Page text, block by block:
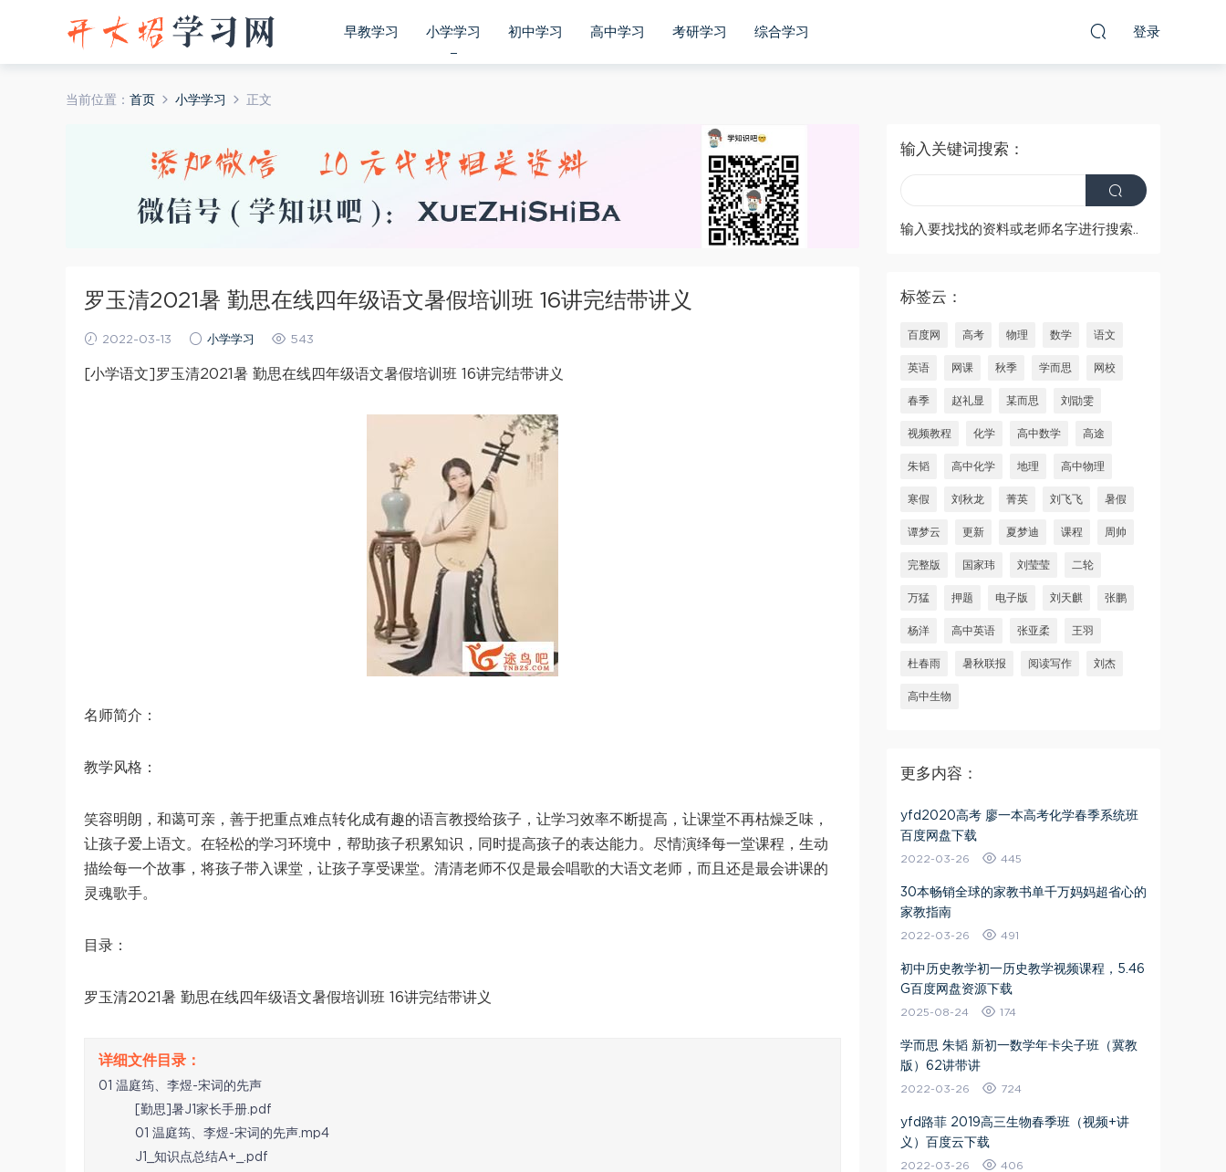
早教学习 小学学习 初中学习 高中学习 考研学习 综合学习 登录
当前位置： 首页 小学学习 正文
罗玉清2021暑 勤思在线四年级语文暑假培训班 16讲完结带讲义
2022-03-13 小学学习 543
[小学语文]罗玉清2021暑 勤思在线四年级语文暑假培训班 16讲完结带讲义
名师简介：
教学风格：
笑容明朗，和蔼可亲，善于把重点难点转化成有趣的语言教授给孩子，让学习效率不断提高，让课堂不再枯燥乏味，
让孩子爱上语文。在轻松的学习环境中，帮助孩子积累知识，同时提高孩子的表达能力。尽情演绎每一堂课程，生动
描绘每一个故事，将孩子带入课堂，让孩子享受课堂。清清老师不仅是最会唱歌的大语文老师，而且还是最会讲课的
灵魂歌手。
目录：
罗玉清2021暑 勤思在线四年级语文暑假培训班 16讲完结带讲义
01 温庭筠、李煜-宋词的先声
[勤思]暑J1家长手册.pdf
01 温庭筠、李煜-宋词的先声.mp4
J1_知识点总结A+_.pdf
输入关键词搜索：
输入要找找的资料或老师名字进行搜索..
标签云：
百度网 高考 物理 数学 语文
英语 网课 秋季 学而思 网校
春季 赵礼显 某而思 刘勖雯
视频教程 化学 高中数学 高途
朱韬 高中化学 地理 高中物理
寒假 刘秋龙 菁英 刘飞飞 暑假
谭梦云 更新 夏梦迪 课程 周帅
完整版 国家玮 刘莹莹 二轮
万猛 押题 电子版 刘天麒 张鹏
杨洋 高中英语 张亚柔 王羽
杜春雨 暑秋联报 阅读写作 刘杰
高中生物
更多内容：
yfd2020高考 廖一本高考化学春季系统班
百度网盘下载
2022-03-26 445
30本畅销全球的家教书单千万妈妈超省心的
家教指南
2022-03-26 491
初中历史教学初一历史教学视频课程，5.46
G百度网盘资源下载
2025-08-24 174
学而思 朱韬 新初一数学年卡尖子班（冀教
版）62讲带讲
2022-03-26 724
yfd路菲 2019高三生物春季班（视频+讲
义）百度云下载
2022-03-26 406